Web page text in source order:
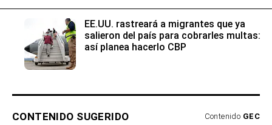
EE.UU. rastreará a migrantes que ya
salieron del país para cobrarles multas:
así planea hacerlo CBP
CONTENIDO SUGERIDO Contenido GEC